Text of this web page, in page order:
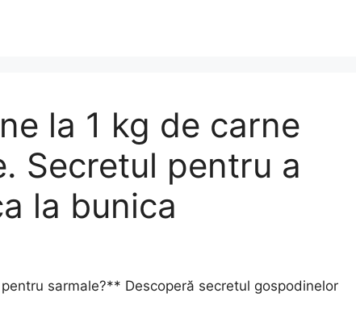
la 1 kg de carne
Secretul pentru a
la bunica
sarmale?** Descoperă secretul gospodinelor